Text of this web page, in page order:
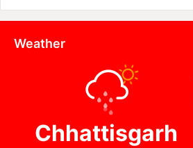
Weather
Chhattisgarh